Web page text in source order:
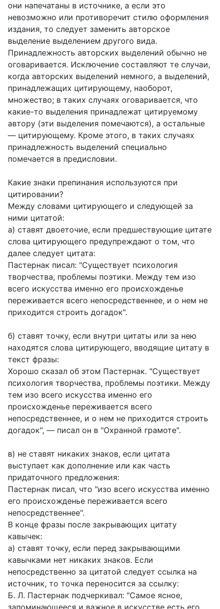
они напечатаны в источнике, а если это
невозможно или противоречит стилю оформления
издания, то следует заменить авторское
выделение выделением другого вида.
Принадлежность авторских выделений обычно не
оговаривается. Исключение составляют те случаи,
когда авторских выделений немного, а выделений,
принадлежащих цитирующему, наоборот,
множество; в таких случаях оговаривается, что
какие-то выделения принадлежат цитируемому
автору (эти выделения помечаются), а остальные
— цитирующему. Кроме этого, в таких случаях
принадлежность выделений специально
помечается в предисловии.
Какие знаки препинания используются при
цитировании?
Между словами цитирующего и следующей за
ними цитатой:
а) ставят двоеточие, если предшествующие цитате
слова цитирующего предупреждают о том, что
далее следует цитата:
Пастернак писал: "Существует психология
творчества, проблемы поэтики. Между тем изо
всего искусства именно его происхожденье
переживается всего непосредственнее, и о нем не
приходится строить догадок".
б) ставят точку, если внутри цитаты или за нею
находятся слова цитирующего, вводящие цитату в
текст фразы:
Хорошо сказал об этом Пастернак. "Существует
психология творчества, проблемы поэтики. Между
тем изо всего искусства именно его
происхожденье переживается всего
непосредственнее, и о нем не приходится строить
догадок", — писал он в "Охранной грамоте".
в) не ставят никаких знаков, если цитата
выступает как дополнение или как часть
придаточного предложения:
Пастернак писал, что "изо всего искусства именно
его происхожденье переживается всего
непосредственнее".
В конце фразы после закрывающих цитату
кавычек:
а) ставят точку, если перед закрывающими
кавычками нет никаких знаков. Если
непосредственно за цитатой следует ссылка на
источник, то точка переносится за ссылку:
Б. Л. Пастернак подчеркивал: "Самое ясное,
запоминающееся и важное в искусстве есть его